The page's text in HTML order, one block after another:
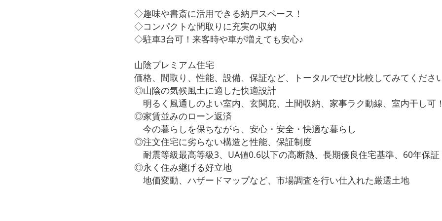
◇趣味や書斎に活用できる納戸スペース！
◇コンパクトな間取りに充実の収納
◇駐車3台可！来客時や車が増えても安心♪
山陰プレミアム住宅
価格、間取り、性能、設備、保証など、トータルでぜひ比較してみてくださ
◎山陰の気候風土に適した快適設計
明るく風通しのよい室内、玄関庇、土間収納、家事ラク動線、室内干し可
◎家賃並みのローン返済
今の暮らしを保ちながら、安心・安全・快適な暮らし
◎注文住宅に劣らない構造と性能、保証制度
耐震等級最高等級3、UA値0.6以下の高断熱、長期優良住宅基準、60年保証
◎永く住み継げる好立地
地価変動、ハザードマップなど、市場調査を行い仕入れた厳選土地